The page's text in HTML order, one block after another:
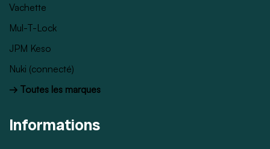
Vachette
Mul-T-Lock
JPM Keso
Nuki (connecté)
→ Toutes les marques
Informations